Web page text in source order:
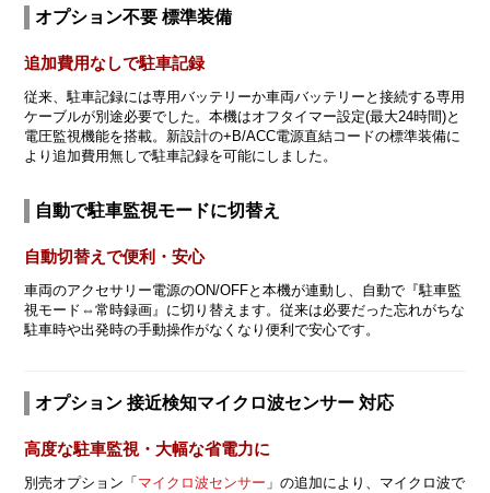
オプション不要 標準装備
追加費用なしで駐車記録
従来、駐車記録には専用バッテリーか車両バッテリーと接続する専用
ケーブルが別途必要でした。本機はオフタイマー設定(最大24時間)と
電圧監視機能を搭載。新設計の+B/ACC電源直結コードの標準装備に
より追加費用無しで駐車記録を可能にしました。
自動で駐車監視モードに切替え
自動切替えで便利・安心
車両のアクセサリー電源のON/OFFと本機が連動し、自動で『駐車監
視モード⇔常時録画』に切り替えます。従来は必要だった忘れがちな
駐車時や出発時の手動操作がなくなり便利で安心です。
オプション 接近検知マイクロ波センサー 対応
高度な駐車監視・大幅な省電力に
別売オプション「 マイクロ波センサー 」の追加により、マイクロ波で